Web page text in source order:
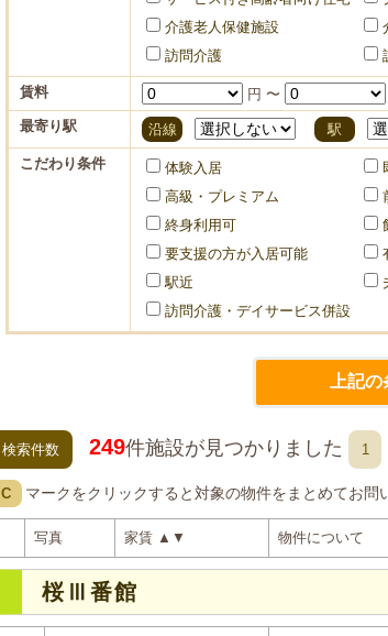
介護老人保健施設
訪問介護
賃料 円 〜
最寄り駅
沿線 駅
こだわり条件 体験入居
高級・プレミアム
終身利用可
要支援の方が入居可能
駅近
訪問介護・デイサービス併設
検索件数 249件施設が見つかりました 1
C マークをクリックすると対象の物件をまとめてお問
写真 家賃 ▲ ▼ 物件について
桜Ⅲ番館